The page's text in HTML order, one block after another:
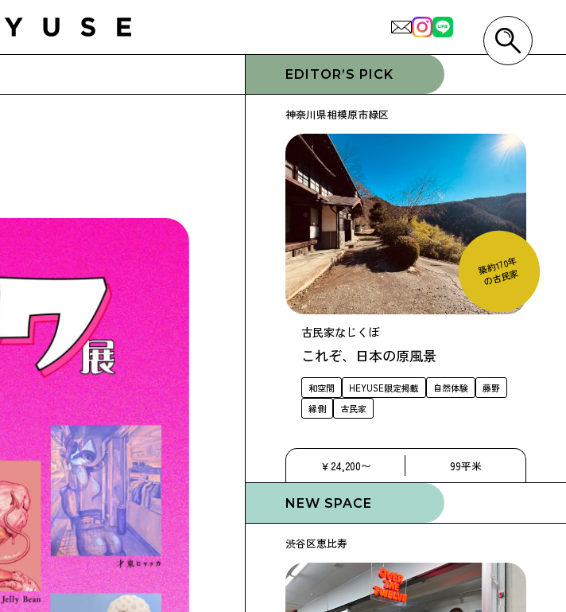
EDITOR’S PICK
神奈川県相模原市緑区
築約170年
の古民家
古民家なじくぼ
これぞ、日本の原風景
和空間 HEYUSE限定掲載 自然体験
藤野
縁側
古民家
￥24,200〜 99平米
NEW SPACE
渋谷区恵比寿